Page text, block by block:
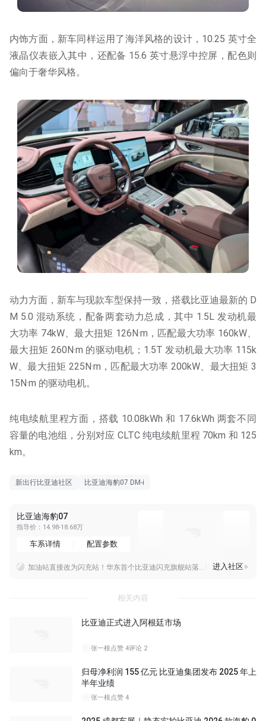
内饰方面，新车同样运用了海洋风格的设计，10.25 英寸全
液晶仪表嵌入其中，还配备 15.6 英寸悬浮中控屏，配色则
偏向于奢华风格。
动力方面，新车与现款车型保持一致，搭载比亚迪最新的 D
M 5.0 混动系统，配备两套动力总成，其中 1.5L 发动机最
大功率 74kW、最大扭矩 126N·m，匹配最大功率 160kW、
最大扭矩 260N·m 的驱动电机；1.5T 发动机最大功率 115k
W、最大扭矩 225N·m，匹配最大功率 200kW、最大扭矩 3
15N·m 的驱动电机。
纯电续航里程方面，搭载 10.08kWh 和 17.6kWh 两套不同
容量的电池组，分别对应 CLTC 纯电续航里程 70km 和 125
km。
新出行比亚迪社区 比亚迪海豹07 DM-i
比亚迪海豹07
指导价：14.98-18.68万
车系详情 配置参数
加油站直接改为闪充站！华东首个比亚迪闪充旗舰站落地上海
共建一站
进入社区
相关内容
比亚迪正式进入阿根廷市场
张一根点赞 4评论 2
归母净利润 155 亿元 比亚迪集团发布 2025 年上
半年业绩
张一根点赞 4